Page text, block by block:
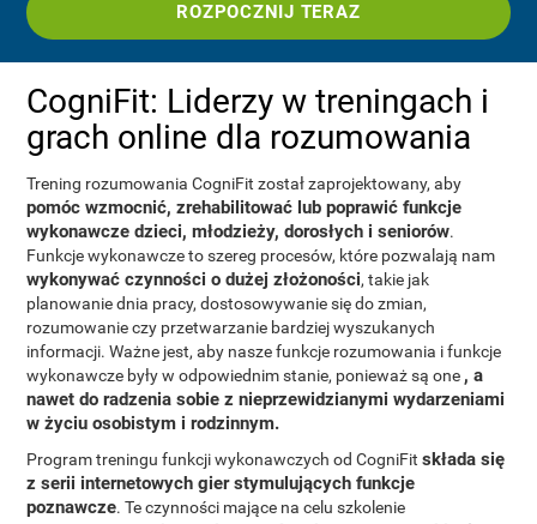
ROZPOCZNIJ TERAZ
CogniFit: Liderzy w treningach i
grach online dla rozumowania
Trening rozumowania CogniFit został zaprojektowany, aby
pomóc wzmocnić, zrehabilitować lub poprawić funkcje
wykonawcze dzieci, młodzieży, dorosłych i seniorów.
Funkcje wykonawcze to szereg procesów, które pozwalają nam
wykonywać czynności o dużej złożoności, takie jak
planowanie dnia pracy, dostosowywanie się do zmian,
rozumowanie czy przetwarzanie bardziej wyszukanych
informacji. Ważne jest, aby nasze funkcje rozumowania i funkcje
wykonawcze były w odpowiednim stanie, ponieważ są one , a
nawet do radzenia sobie z nieprzewidzianymi wydarzeniami
w życiu osobistym i rodzinnym.
Program treningu funkcji wykonawczych od CogniFitskłada się
z serii internetowych gier stymulujących funkcje
poznawcze. Te czynności mające na celu szkolenie